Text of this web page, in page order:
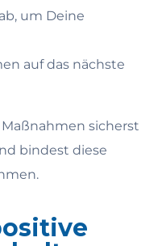
um Deine
auf das nächste
sicherst
bindest diese